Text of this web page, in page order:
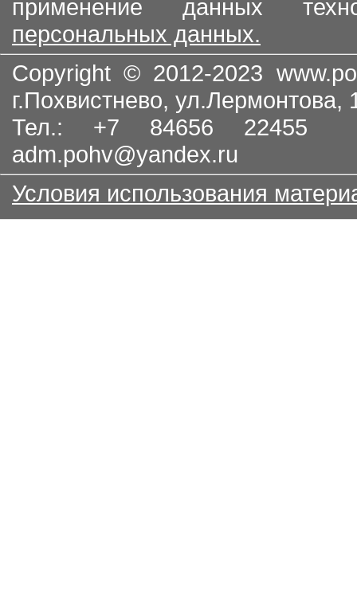
применение данных
персональных данных.
Copyright © 2012-2023
г.Похвистнево, ул.Лермонтова,
Тел.: +7 84656
adm.pohv@yandex.ru
Условия использования